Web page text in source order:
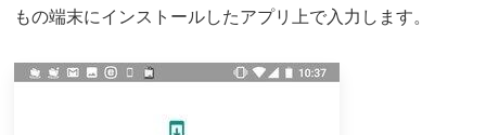
もの端末にインストールしたアプリ上で入力します。